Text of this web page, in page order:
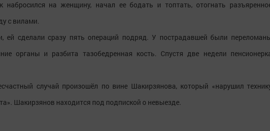
набросился на женщину, начал ее бодать и топтать, отогнать
с вилами.
ей сделали сразу пять операций подряд. У пострадавшей были
органы и разбита тазобедренная кость. Спустя две недели
случай произошёл по вине Шакирзянова, который «нарушил
Шакирзянов находится под подпиской о невыезде.